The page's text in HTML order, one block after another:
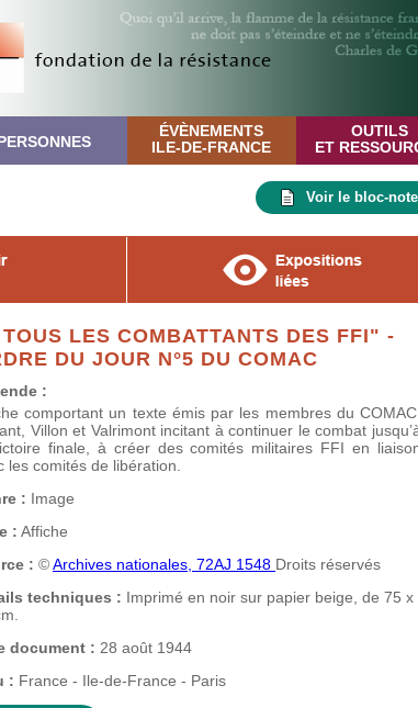
ÉVÈNEMENTS
ILE-DE-FRANCE
OUTILS
ET
Voir le bloc-
LES COMBATTANTS DES FFI" -
DU JOUR N°5 DU COMAC
:
comportant un texte émis par les membres du COMAC,
Villon et Valrimont incitant à continuer le combat
finale, à créer des comités militaires FFI en
les comités de libération.
: Image
: Affiche
: ©Archives nationales, 72AJ 1548 Droits réservés
techniques : Imprimé en noir sur papier beige, de 75 x
document : 28 août 1944
: France - Ile-de-France - Paris